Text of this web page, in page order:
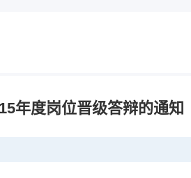
年度岗位晋级答辩的通知